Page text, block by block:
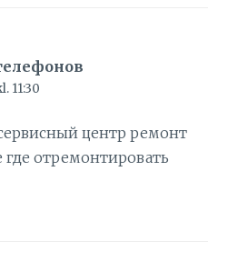
11:30
центр ремонт
где отремонтировать